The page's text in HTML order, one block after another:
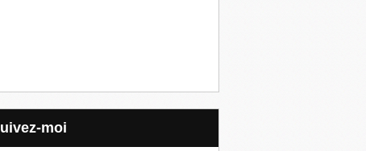
Suivez-moi